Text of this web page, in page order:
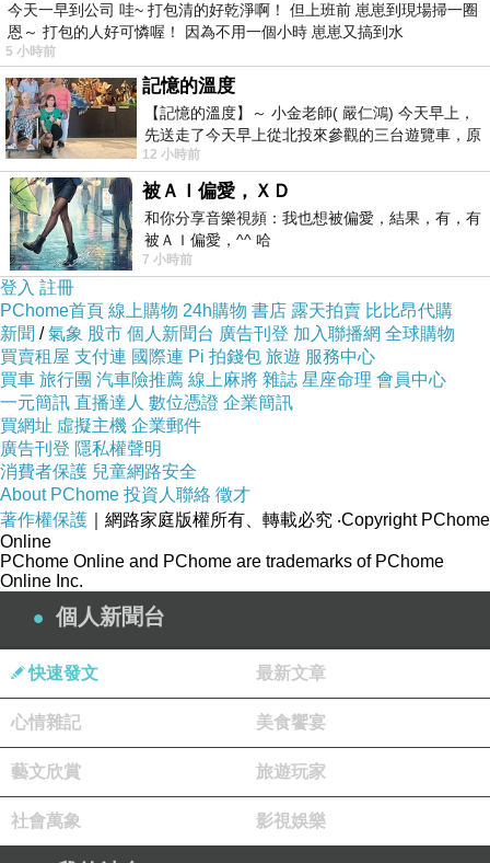
和美街長宿舍。
和美街長宿舍。
和美街長宿舍。
今天一早到公司 哇~ 打包清的好乾淨啊！ 但上班前 崽崽到現場掃一圈
恩～ 打包的人好可憐喔！ 因為不用一個小時 崽崽又搞到水
5 小時前
記憶的溫度
【記憶的溫度】～ 小金老師( 嚴仁鴻) 今天早上，
先送走了今天早上從北投來參觀的三台遊覽車，原
以為展場已經差不多要安靜下來，卻發
12 小時前
被ＡＩ偏愛，ＸＤ
和你分享音樂視頻：我也想被偏愛，結果，有，有
被ＡＩ偏愛，^^ 哈
7 小時前
登入 註冊
PChome首頁 線上購物 24h購物 書店 露天拍賣 比比昂代購
新聞 /氣象 股市 個人新聞台 廣告刊登 加入聯播網 全球購物
買賣租屋 支付連 國際連 Pi 拍錢包 旅遊 服務中心
買車 旅行團 汽車險推薦 線上麻將 雜誌 星座命理 會員中心
一元簡訊 直播達人 數位憑證 企業簡訊
買網址 虛擬主機 企業郵件
廣告刊登 隱私權聲明
消費者保護 兒童網路安全
About PChome 投資人聯絡 徵才
著作權保護 ｜網路家庭版權所有、轉載必究 ‧Copyright PChome
Online
PChome Online and PChome are trademarks of PChome
Online Inc.
個人新聞台
快速發文 最新文章
心情雜記 美食饗宴
藝文欣賞 旅遊玩家
社會萬象 影視娛樂